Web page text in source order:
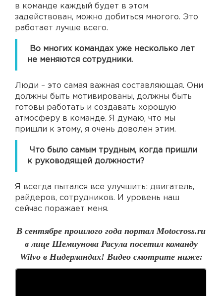
в команде каждый будет в этом
задействован, можно добиться многого. Это
работает лучше всего.
Во многих командах уже несколько лет
не меняются сотрудники.
Люди – это самая важная составляющая. Они
должны быть мотивированы, должны быть
готовы работать и создавать хорошую
атмосферу в команде. Я думаю, что мы
пришли к этому, я очень доволен этим.
Что было самым трудным, когда пришли
к руководящей должности?
Я всегда пытался все улучшить: двигатель,
райдеров, сотрудников. И уровень наш
сейчас поражает меня.
В сентябре прошлого года портал Motocross.ru
в лице Шемиунова Расула посетил команду
Wilvo в Нидерландах! Видео смотрите ниже: